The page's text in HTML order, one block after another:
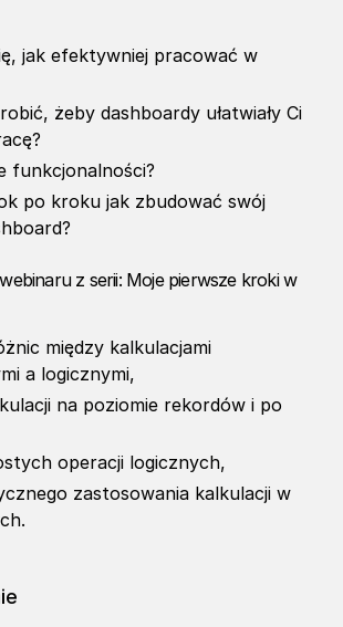
jak efektywniej pracować w
żeby dashboardy ułatwiały Ci
funkcjonalności?
po kroku jak zbudować swój
z serii: Moje pierwsze kroki w
między kalkulacjami
a logicznymi,
na poziomie rekordów i po
operacji logicznych,
zastosowania kalkulacji w